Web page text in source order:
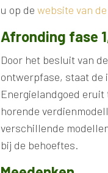
u op de website van
Afronding fase
Door het besluit van
ontwerpfase, staat de
Energielandgoed
horende
verschillende
bij de behoeftes.